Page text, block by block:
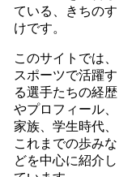
ている、きちのす
けです。
このサイトでは、
スポーツで活躍す
る選手たちの経歴
やプロフィール、
家族、学生時代、
これまでの歩みな
どを中心に紹介し